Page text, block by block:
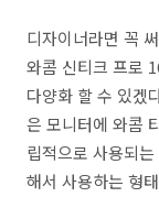
디자이너라면 꼭
와콤 신티크 프로
다양화 할 수 있겠
은 모니터에 와콤
립적으로 사용되
해서 사용하는 형